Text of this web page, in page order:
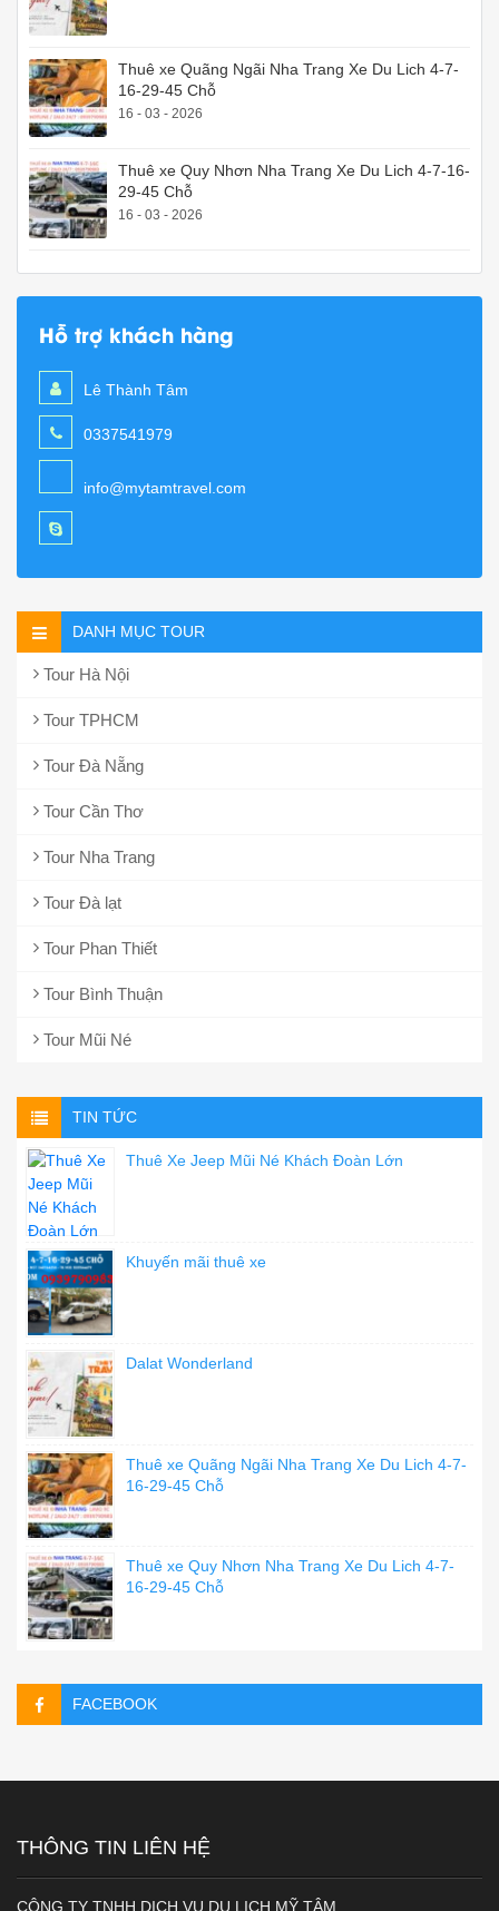
Thuê xe Quãng Ngãi Nha Trang Xe Du Lich 4-7-
16-29-45 Chỗ
16 - 03 - 2026
Thuê xe Quy Nhơn Nha Trang Xe Du Lich 4-7-16-
29-45 Chỗ
16 - 03 - 2026
Hỗ trợ khách hàng
Lê Thành Tâm
0337541979
info@mytamtravel.com
DANH MỤC TOUR
Tour Hà Nội
Tour TPHCM
Tour Đà Nẵng
Tour Cần Thơ
Tour Nha Trang
Tour Đà lạt
Tour Phan Thiết
Tour Bình Thuận
Tour Mũi Né
TIN TỨC
Thuê Xe Jeep Mũi Né Khách Đoàn Lớn
Khuyến mãi thuê xe
Dalat Wonderland
Thuê xe Quãng Ngãi Nha Trang Xe Du Lich 4-7-
16-29-45 Chỗ
Thuê xe Quy Nhơn Nha Trang Xe Du Lich 4-7-
16-29-45 Chỗ
FACEBOOK
THÔNG TIN LIÊN HỆ
CÔNG TY TNHH DỊCH VỤ DU LỊCH MỸ TÂM